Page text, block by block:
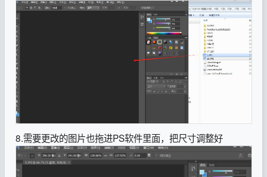
8.需要更改的图片也拖进PS软件里面，把尺寸调整好